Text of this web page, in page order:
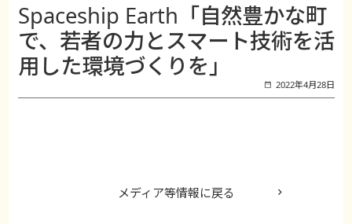
Spaceship Earth「自然豊かな町
で、若者の力とスマート技術を活
用した環境づくりを」
2022年4月28日
メディア等情報に戻る